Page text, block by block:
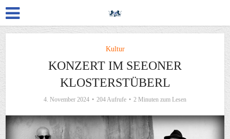
Kultur
KONZERT IM SEEONER
KLOSTERSTÜBERL
4. November 2024 204 Aufrufe 2 Minuten zum Lesen